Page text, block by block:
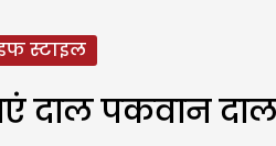
स्टाइल
दाल पकवान